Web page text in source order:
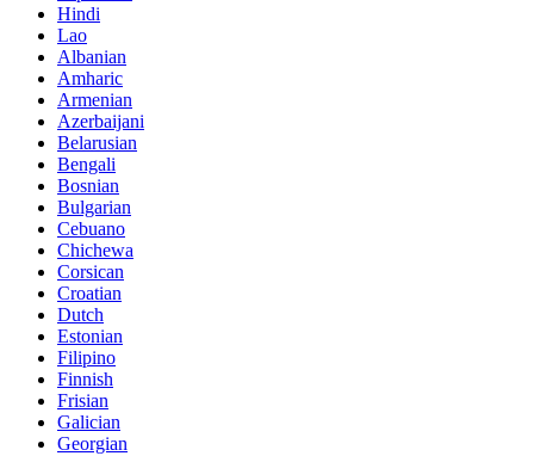
Hindi
Lao
Albanian
Amharic
Armenian
Azerbaijani
Belarusian
Bengali
Bosnian
Bulgarian
Cebuano
Chichewa
Corsican
Croatian
Dutch
Estonian
Filipino
Finnish
Frisian
Galician
Georgian